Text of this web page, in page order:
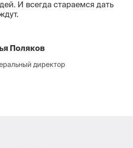
И всегда стараемся дать
Поляков
директор